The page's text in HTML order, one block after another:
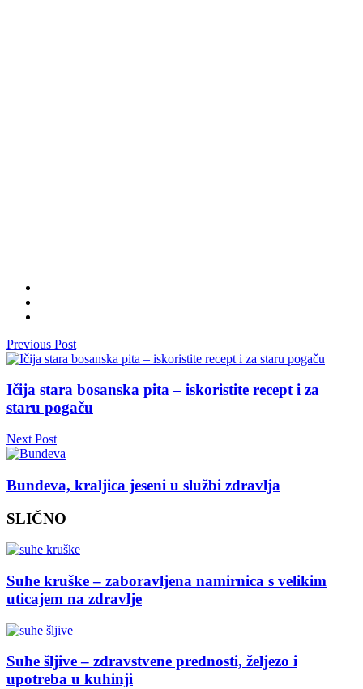
Previous Post
Ičija stara bosanska pita – iskoristite recept i za
staru pogaču
Next Post
Bundeva, kraljica jeseni u službi zdravlja
SLIČNO
Suhe kruške – zaboravljena namirnica s velikim
uticajem na zdravlje
Suhe šljive – zdravstvene prednosti, željezo i
upotreba u kuhinji